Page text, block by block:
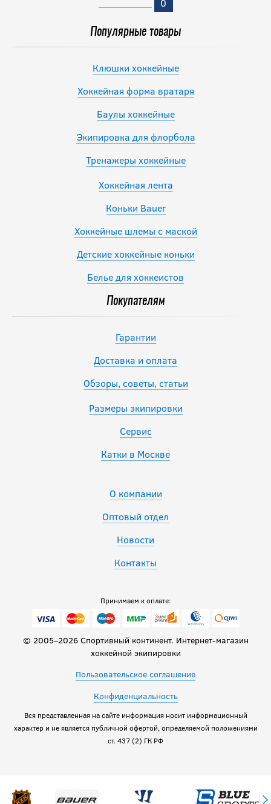
0
Популярные товары
Клюшки хоккейные
Хоккейная форма вратаря
Баулы хоккейные
Экипировка для флорбола
Тренажеры хоккейные
Хоккейная лента
Коньки Bauer
Хоккейные шлемы с маской
Детские хоккейные коньки
Белье для хоккеистов
Покупателям
Гарантии
Доставка и оплата
Обзоры, советы, статьи
Размеры экипировки
Сервис
Катки в Москве
О компании
Оптовый отдел
Новости
Контакты
Принимаем к оплате:
© 2005–2026 Спортивный континент. Интернет-магазин
хоккейной экипировки
Пользовательское соглашение
Конфиденциальность
Вся представленная на сайте информация носит информационный
характер и не является публичной офертой, определяемой положениями
ст. 437 (2) ГК РФ